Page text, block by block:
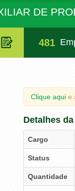
481
DE
Clique aqui e
Detalhes da
Cargo
Status
Quantidade